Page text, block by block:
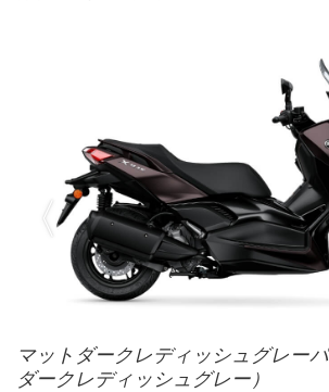
マットダークレディッシュグレー
ダークレディッシュグレー）